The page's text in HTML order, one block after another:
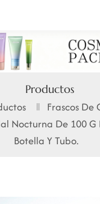
English
français
русский
Productos
Frascos De
Nocturna De 100 G
Botella Y Tubo.